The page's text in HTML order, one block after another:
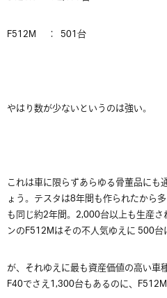
F512M ： 501台
やはり数が少ないというのは強い。
これは車に限らずあらゆる骨董品に
ょう。テスタは8年間も作られたから
も同じ約2年間。2,000台以上も生産
ンのF512Mはその不人気ゆえに 500台
が、それゆえに最も資産価値の高い車
F40でさえ1,300台もあるのに、